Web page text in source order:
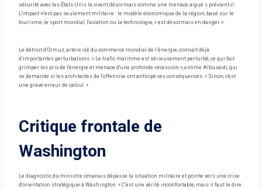
sécurité avec les États-Unis la vivent désormais comme une menace aiguë », prévient-il.
L'impact n'est pas seulement militaire : le modèle économique de la région, basé sur le
tourisme, le sport mondial, l'aviation ou la technologie, « est désormais en danger ».
Le détroit d’Ormuz, artère clé du commerce mondial de l’énergie, connaît déjà
d’importantes perturbations. « Le trafic maritime est sérieusement perturbé, ce qui fait
grimper les prix de l'énergie et menace d'une profonde récession », estime Albusaidi, qui
se demande si les architectes de l'offensive ont anticipé ces conséquences. « Sinon, c'est
une grave erreur de calcul. »
Critique frontale de
Washington
Le diagnostic du ministre omanais dépasse la situation militaire et pointe vers une crise
d'orientation stratégique à Washington. « C’est une vérité inconfortable, mais il faut le dire